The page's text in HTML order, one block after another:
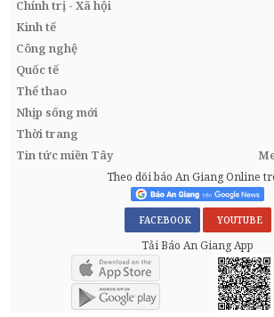
Chính trị - Xã hội
Kinh tế
Công nghệ
Quốc tế
Thể thao
Nhịp sống mới
Thời trang
Tin tức miền Tây
Theo dõi báo An Giang Online
FACEBOOK YOUTUBE
Tải Báo An Giang App